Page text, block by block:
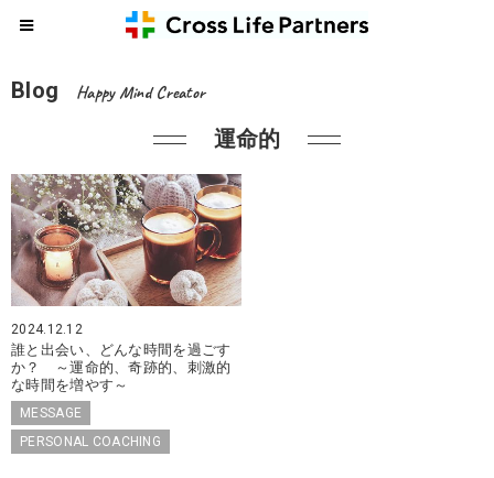
Blog Happy Mind Creator
運命的
2024.12.12
誰と出会い、どんな時間を過ごす
か？ ～運命的、奇跡的、刺激的
な時間を増やす～
MESSAGE
PERSONAL COACHING